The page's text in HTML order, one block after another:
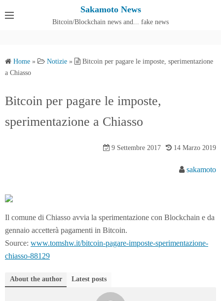
Sakamoto News
Bitcoin/Blockchain news and... fake news
Home » Notizie »
Bitcoin per pagare le imposte, sperimentazione
a Chiasso
Bitcoin per pagare le imposte,
sperimentazione a Chiasso
9 Settembre 2017 14 Marzo 2019
sakamoto
Il comune di Chiasso avvia la sperimentazione con Blockchain e da
gennaio accetterà pagamenti in Bitcoin.
Source: www.tomshw.it/bitcoin-pagare-imposte-sperimentazione-
chiasso-88129
About the author Latest posts